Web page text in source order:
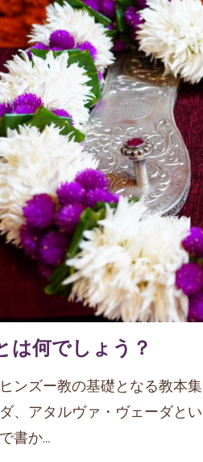
は何でしょう？
ンズー教の基礎となる教本
、アタルヴァ・ヴェーダと
書か...